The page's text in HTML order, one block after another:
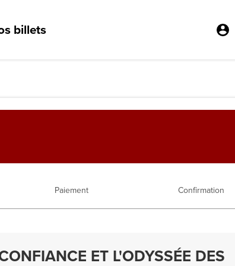
billets
Paiement Confirmation
ET L'ODYSSÉE DES